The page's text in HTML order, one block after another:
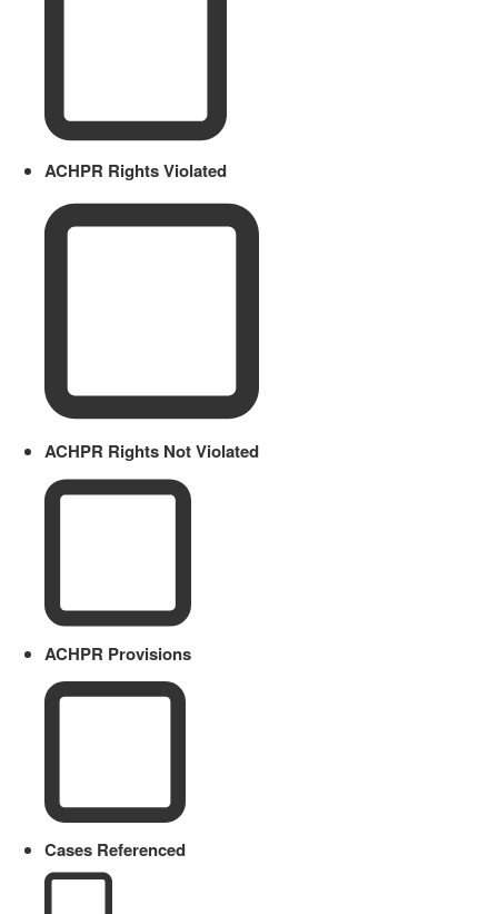
ACHPR Rights Violated
ACHPR Rights Not Violated
ACHPR Provisions
Cases Referenced